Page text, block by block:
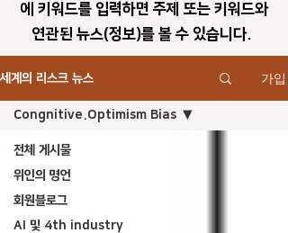
에 키워드를 입력하면 주제 또는 키워드와
연관된 뉴스(정보)를 볼 수 있습니다.
세계의 리스크 뉴스 가입
전체 게시물
위인의 명언
회원블로그
AI 및 4th industry
Congnitive.Optimism Bias